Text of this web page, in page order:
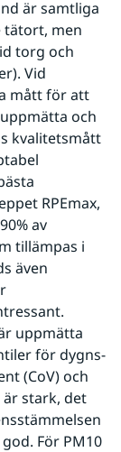
är samtliga
tätort, men
torg och
Vid
mått för att
och
kvalitetsmått
RPEmax,
av
tillämpas i
även
uppmätta
för dygns-
(CoV) och
stark, det
För PM10